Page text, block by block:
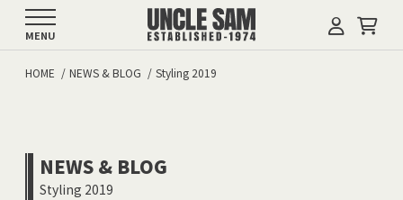
MENU
HOME NEWS & BLOG Styling 2019
NEWS & BLOG
Styling 2019